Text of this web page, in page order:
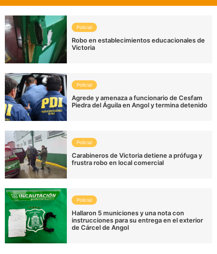
Policial
Robo en establecimientos educacionales de
Victoria
Policial
Agrede y amenaza a funcionario de Cesfam
Piedra del Águila en Angol y termina detenido
Policial
Carabineros de Victoria detiene a prófuga y
frustra robo en local comercial
Policial
Hallaron 5 municiones y una nota con
instrucciones para su entrega en el exterior
de Cárcel de Angol